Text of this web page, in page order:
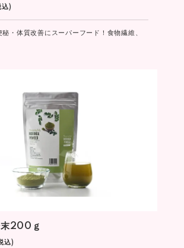
込)
秘・体質改善にスーパーフード！食物繊維、
末200ｇ
込)